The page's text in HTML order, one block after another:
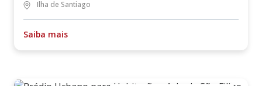
Ilha de Santiago
Saiba mais